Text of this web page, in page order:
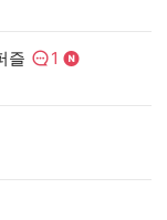
즐 댓글수:
1